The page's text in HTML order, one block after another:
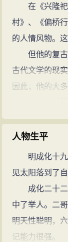
在《兴隆祀
村》、《偏桥
的人情风物。
但他的复古
古代文学的现
因此，他的大
何景明谦恭
首、文章137
26卷、《雍大
本》、及《何
录《四库全书
影响。
情节操守
为国士，何
为钦差大臣出
人物生平
明成化十九
见太阳落到了
成化二十二
中了举人。二
明天性聪明，
记能力很强。